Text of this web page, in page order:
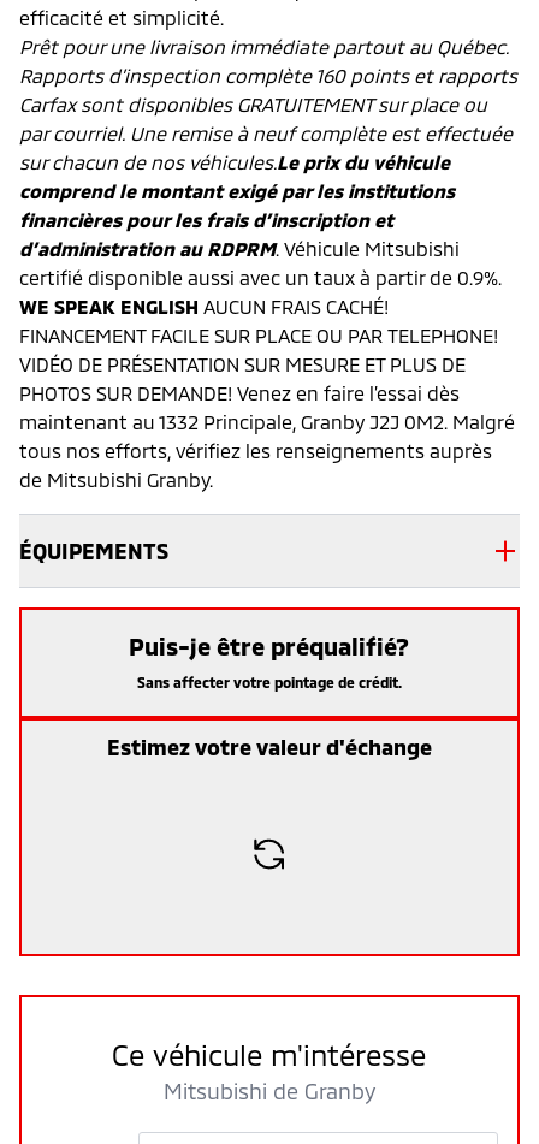
efficacité et simplicité.
Prêt pour une livraison immédiate partout au Québec.
Rapports d’inspection complète 160 points et rapports
Carfax sont disponibles GRATUITEMENT sur place ou
par courriel. Une remise à neuf complète est effectuée
sur chacun de nos véhicules.Le prix du véhicule
comprend le montant exigé par les institutions
financières pour les frais d’inscription et
d’administration au RDPRM. Véhicule Mitsubishi
certifié disponible aussi avec un taux à partir de 0.9%.
WE SPEAK ENGLISH AUCUN FRAIS CACHÉ!
FINANCEMENT FACILE SUR PLACE OU PAR TELEPHONE!
VIDÉO DE PRÉSENTATION SUR MESURE ET PLUS DE
PHOTOS SUR DEMANDE! Venez en faire l’essai dès
maintenant au 1332 Principale, Granby J2J 0M2. Malgré
tous nos efforts, vérifiez les renseignements auprès
de Mitsubishi Granby.
ÉQUIPEMENTS
Ce véhicule m'intéresse
Mitsubishi de Granby
Puis-je être préqualifié?
Sans affecter votre pointage de crédit.
Estimez votre valeur d'échange